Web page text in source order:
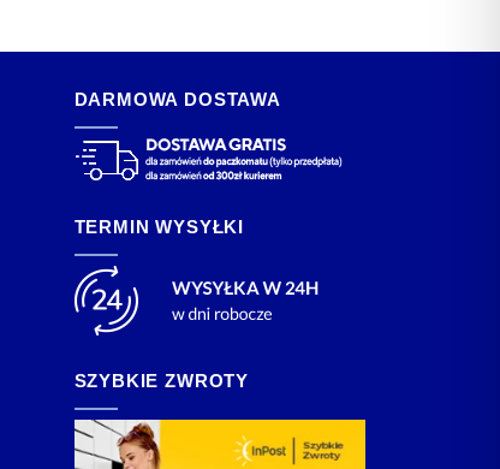
DARMOWA DOSTAWA
TERMIN WYSYŁKI
SZYBKIE ZWROTY